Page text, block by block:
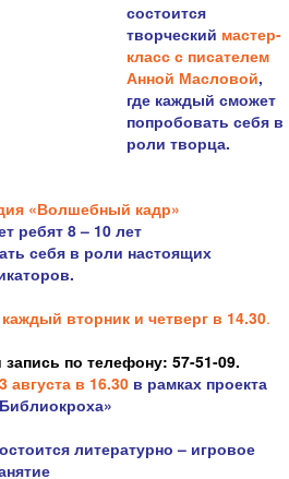
состоится
творческий мастер-
класс с писателем
Анной Масловой,
где каждый сможет
попробовать себя в
роли творца.
«Волшебный кадр»
ребят 8 – 10 лет
себя в роли настоящих
вторник и четверг в 14.30.
по телефону: 57-51-09.
августа в 16.30 в рамках проекта
литературно – игровое